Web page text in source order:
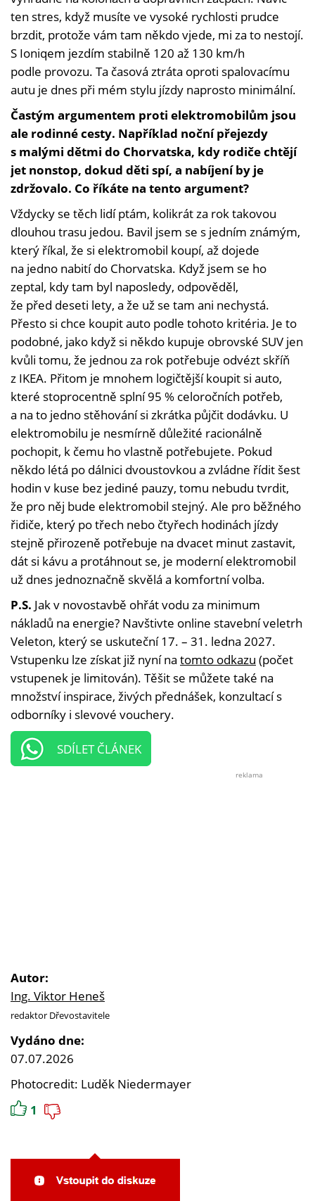
ten stres, když musíte ve vysoké rychlosti prudce
brzdit, protože vám tam někdo vjede, mi za to nestojí.
S Ioniqem jezdím stabilně 120 až 130 km/h
podle provozu. Ta časová ztráta oproti spalovacímu
autu je dnes při mém stylu jízdy naprosto minimální.
Častým argumentem proti elektromobilům jsou
ale rodinné cesty. Například noční přejezdy
s malými dětmi do Chorvatska, kdy rodiče chtějí
jet nonstop, dokud děti spí, a nabíjení by je
zdržovalo. Co říkáte na tento argument?
Vždycky se těch lidí ptám, kolikrát za rok takovou
dlouhou trasu jedou. Bavil jsem se s jedním známým,
který říkal, že si elektromobil koupí, až dojede
na jedno nabití do Chorvatska. Když jsem se ho
zeptal, kdy tam byl naposledy, odpověděl,
že před deseti lety, a že už se tam ani nechystá.
Přesto si chce koupit auto podle tohoto kritéria. Je to
podobné, jako když si někdo kupuje obrovské SUV jen
kvůli tomu, že jednou za rok potřebuje odvézt skříň
z IKEA. Přitom je mnohem logičtější koupit si auto,
které stoprocentně splní 95 % celoročních potřeb,
a na to jedno stěhování si zkrátka půjčit dodávku. U
elektromobilu je nesmírně důležité racionálně
pochopit, k čemu ho vlastně potřebujete. Pokud
někdo létá po dálnici dvoustovkou a zvládne řídit šest
hodin v kuse bez jediné pauzy, tomu nebudu tvrdit,
že pro něj bude elektromobil stejný. Ale pro běžného
řidiče, který po třech nebo čtyřech hodinách jízdy
stejně přirozeně potřebuje na dvacet minut zastavit,
dát si kávu a protáhnout se, je moderní elektromobil
už dnes jednoznačně skvělá a komfortní volba.
P.S. Jak v novostavbě ohřát vodu za minimum
nákladů na energie? Navštivte online stavební veletrh
Veleton, který se uskuteční 17. – 31. ledna 2027.
Vstupenku lze získat již nyní na tomto odkazu (počet
vstupenek je limitován). Těšit se můžete také na
množství inspirace, živých přednášek, konzultací s
odborníky i slevové vouchery.
SDÍLET ČLÁNEK
reklama
Autor:
Ing. Viktor Heneš
redaktor Dřevostavitele
Vydáno dne:
07.07.2026
Photocredit: Luděk Niedermayer
1